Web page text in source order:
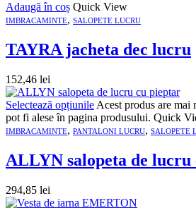
Adaugă în coș Quick View
IMBRACAMINTE, SALOPETE LUCRU
TAYRA jacheta dec lucru
152,46 lei
Selectează opțiunile Acest produs are
pot fi alese în pagina produsului. Quick
IMBRACAMINTE, PANTALONI LUCRU, SALOPETE
ALLYN salopeta de
294,85 lei